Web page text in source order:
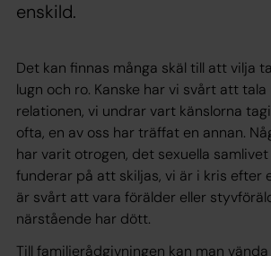
enskild.
Det kan finnas många skäl till att vilja
lugn och ro. Kanske har vi svårt att
relationen, vi undrar vart känslorna
ofta, en av oss har träffat en annan.
har varit otrogen, det sexuella
funderar på att skiljas, vi är i kris efter
är svårt att vara förälder eller
närstående har dött.
Till familjerådgivningen kan man